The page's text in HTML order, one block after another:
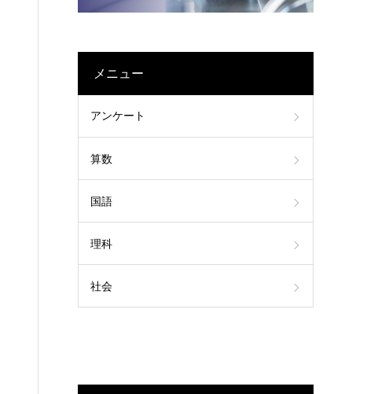
メニュー
アンケート
算数
国語
理科
社会